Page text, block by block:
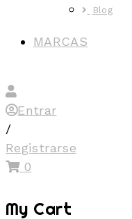
Blog
MARCAS
Entrar
/
Registrarse
0
My Cart